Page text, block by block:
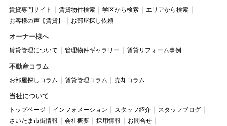
賃貸専門サイト 賃貸物件検索 学区から検索
エリアから検索
お客様の声【賃貸】
お部屋探し依頼
オーナー様へ
賃貸管理について 管理物件ギャラリー 賃貸リフォーム事例
不動産コラム
お部屋探しコラム 賃貸管理コラム 売却コラム
当社について
トップページ インフォメーション スタッフ紹介
スタッフブログ
さいたま市街情報
会社概要 採用情報
お問合せ